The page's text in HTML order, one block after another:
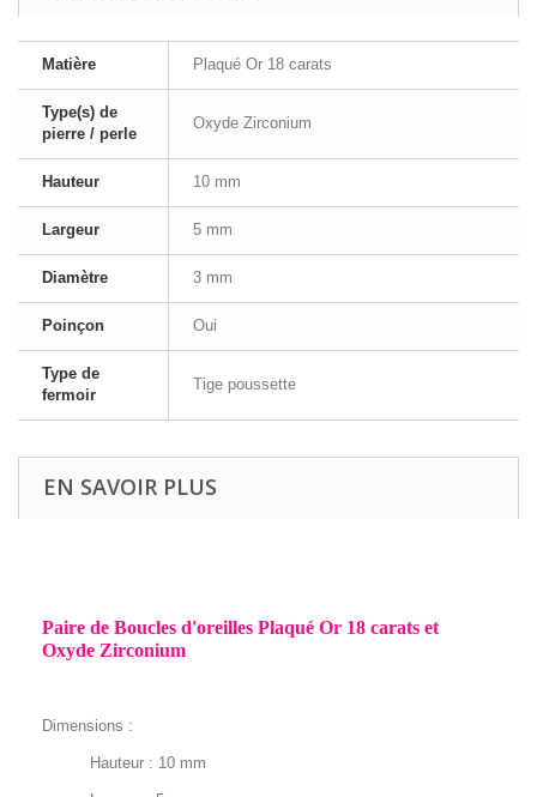
Matière Plaqué Or 18 carats
Type(s) de
pierre / perle
Oxyde Zirconium
Hauteur 10 mm
Largeur 5 mm
Diamètre 3 mm
Poinçon Oui
Type de
fermoir
Tige poussette
EN SAVOIR PLUS
Paire de Boucles d'oreilles Plaqué Or 18 carats et
Oxyde Zirconium
Dimensions :
Hauteur : 10 mm